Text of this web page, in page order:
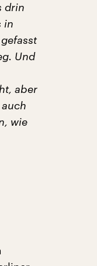
drin
in
Und
aber
wie